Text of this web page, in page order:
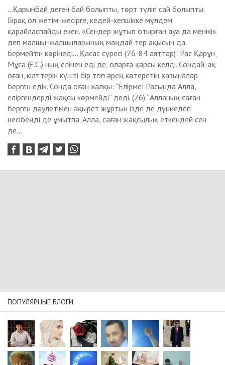
...Қарынбай деген бай болыпты, төрт түлігі сай болыпты.
Бірақ ол жетім-жесірге, кедей-кепшікке мүлдем
қарайласпайды екен. «Сендер жұтып отырған ауа да менікі»
деп малшы-жалшыларының маңдай тер ақысын да
бермейтін көрінеді... Қасас сүресі (76-84 аяттар): Рас Қарұн,
Мұса (Ғ.С.) ның елінен еді де, оларға қарсы келді. Сондай-ақ
оған, кілттерін күшті бір топ әрең көтеретін қазыналар
берген едік. Сонда оған халқы: “Елірме! Расында Алла,
еліргендерді жақсы көрмейді” деді. (76) “Алланың саған
берген дәулетімен ақырет жұртын ізде де дүниедегі
несібеңді де ұмытпа. Алла, саған жақсылық еткендей сен
де...
ПОПУЛЯРНЫЕ БЛОГИ